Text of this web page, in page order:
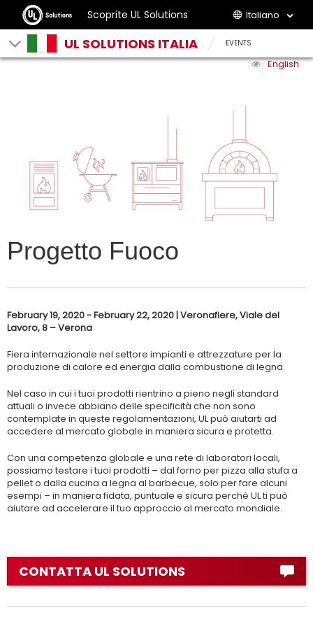
Scoprite UL Solutions Italiano
UL SOLUTIONS ITALIA EVENTS
English
Progetto Fuoco
February 19, 2020 - February 22, 2020 | Veronafiere, Viale del
Lavoro, 8 – Verona
Fiera internazionale nel settore impianti e attrezzature per la
produzione di calore ed energia dalla combustione di legna.
Nel caso in cui i tuoi prodotti rientrino a pieno negli standard
attuali o invece abbiano delle specificità che non sono
contemplate in queste regolamentazioni, UL può aiutarti ad
accedere al mercato globale in maniera sicura e protetta.
Con una competenza globale e una rete di laboratori locali,
possiamo testare i tuoi prodotti – dal forno per pizza alla stufa a
pellet o dalla cucina a legna al barbecue, solo per fare alcuni
esempi – in maniera fidata, puntuale e sicura perché UL ti può
aiutare ad accelerare il tuo approccio al mercato mondiale.
CONTATTA UL SOLUTIONS